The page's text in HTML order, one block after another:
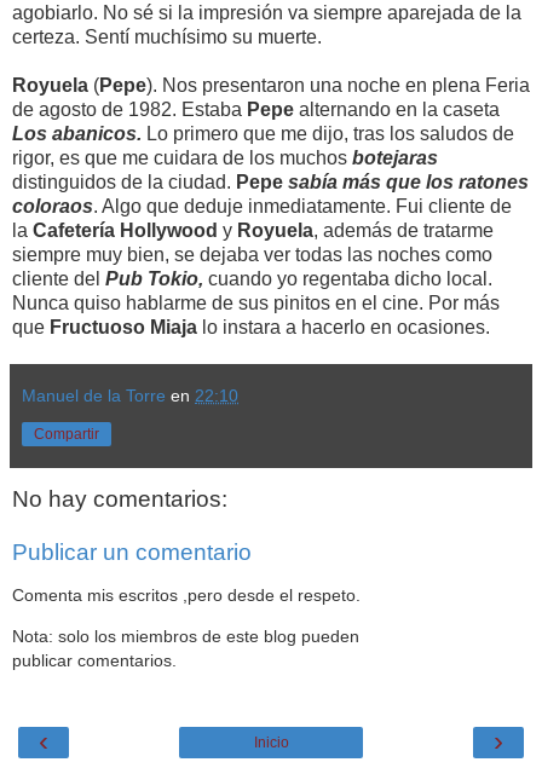
agobiarlo. No sé si la impresión va siempre aparejada de la
certeza. Sentí muchísimo su muerte.
Royuela (Pepe). Nos presentaron una noche en plena Feria
de agosto de 1982. Estaba Pepe alternando en la caseta
Los abanicos. Lo primero que me dijo, tras los saludos de
rigor, es que me cuidara de los muchos botejaras
distinguidos de la ciudad. Pepe sabía más que los ratones
coloraos. Algo que deduje inmediatamente. Fui cliente de
la Cafetería Hollywood y Royuela, además de tratarme
siempre muy bien, se dejaba ver todas las noches como
cliente del Pub Tokio, cuando yo regentaba dicho local.
Nunca quiso hablarme de sus pinitos en el cine. Por más
que Fructuoso Miaja lo instara a hacerlo en ocasiones.
Manuel de la Torre en 22:10
Compartir
No hay comentarios:
Publicar un comentario
Comenta mis escritos ,pero desde el respeto.
Nota: solo los miembros de este blog pueden
publicar comentarios.
‹ ›
Inicio